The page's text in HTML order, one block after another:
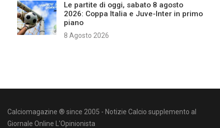
Le partite di oggi, sabato 8 agosto
2026: Coppa Italia e Juve-Inter in primo
piano
8 Agosto 2026
Calciomagazine ® since 2005 - Notizie Calcio supplemento al
Giornale Online L'Opinionista